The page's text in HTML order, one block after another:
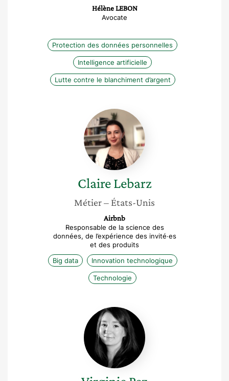
Hélène LEBON
Avocate
Protection des données personnelles
Intelligence artificielle
Lutte contre le blanchiment d’argent
Claire
Lebarz
Claire Lebarz
Métier– États-Unis
Airbnb
Responsable de la science des
données, de l’expérience des invité·es
et des produits
Big data
Innovation technologique
Technologie
Virginie
Pez